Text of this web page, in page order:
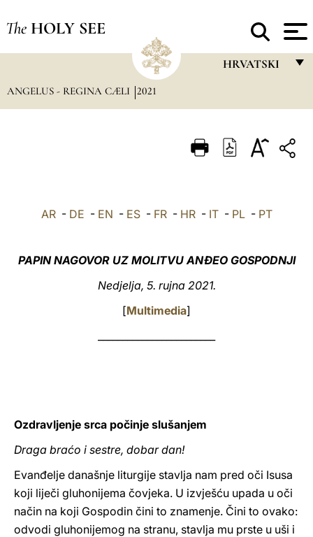
The HOLY SEE
HRVATSKI
ITALIANO
POLSKI
ANGELUS - REGINA CÆLI 2021
AR- DE - EN - ES- FR- HR- IT- PL- PT
PAPIN NAGOVOR UZ MOLITVU ANĐEO GOSPODNJI
Nedjelja, 5. rujna 2021.
[Multimedia]
Ozdravljenje srca počinje slušanjem
Draga braćo i sestre, dobar dan!
Evanđelje današnje liturgije stavlja nam pred oči Isusa
koji liječi gluhonijema čovjeka. U izvješću upada u oči
način na koji Gospodin čini to znamenje. Čini to ovako:
odvodi gluhonijemog na stranu, stavlja mu prste u uši i